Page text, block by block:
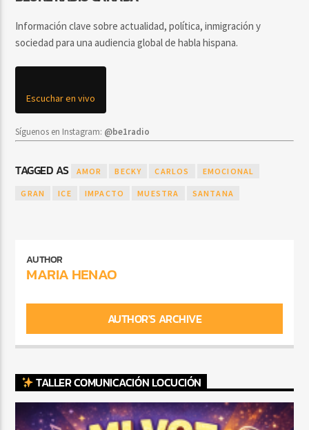
Información clave sobre actualidad, política, inmigración y
sociedad para una audiencia global de habla hispana.
Escuchar en vivo
Síguenos en Instagram: @be1radio
TAGGED AS AMOR BECKY CARLOS EMOCIONAL
GRAN ICE IMPACTO MUESTRA SANTANA
AUTHOR
MARIA HENAO
AUTHOR'S ARCHIVE
TALLER COMUNICACIÓN LOCUCIÓN